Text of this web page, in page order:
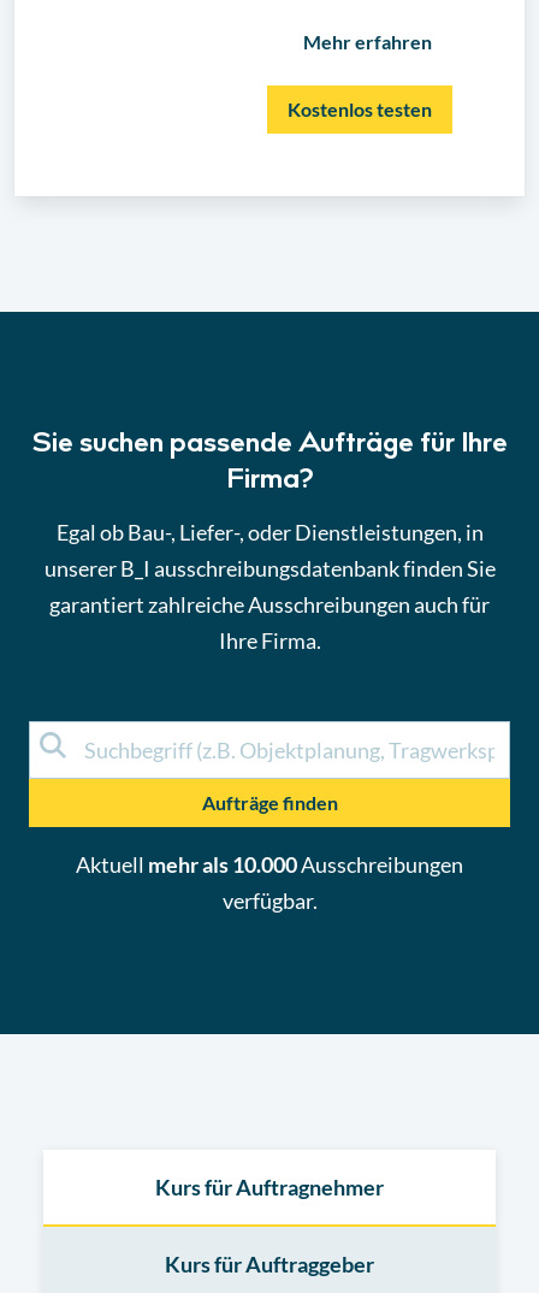
Mehr erfahren
Kostenlos testen
Sie suchen passende Aufträge für Ihre
Firma?
Egal ob Bau-, Liefer-, oder Dienstleistungen, in
unserer B_I ausschreibungsdatenbank finden Sie
garantiert zahlreiche Ausschreibungen auch für
Ihre Firma.
Aufträge finden
Aktuell mehr als 10.000Ausschreibungen
verfügbar.
Kurs für Auftragnehmer
Kurs für Auftraggeber